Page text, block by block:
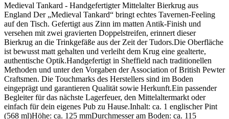
Medieval Tankard - Handgefertigter Mittelalter Bierkrug aus
England Der „Medieval Tankard“ bringt echtes Tavernen-Feeling
auf den Tisch. Gefertigt aus Zinn im matten Antik-Finish und
versehen mit zwei gravierten Doppelstreifen, erinnert dieser
Bierkrug an die Trinkgefäße aus der Zeit der Tudors.Die Oberfläche
ist bewusst matt gehalten und verleiht dem Krug eine gealterte,
authentische Optik.Handgefertigt in Sheffield nach traditionellen
Methoden und unter den Vorgaben der Association of British Pewter
Craftsmen. Die Touchmarks des Herstellers sind im Boden
eingeprägt und garantieren Qualität sowie Herkunft.Ein passender
Begleiter für das nächste Lagerfeuer, den Mittelaltermarkt oder
einfach für dein eigenes Pub zu Hause.Inhalt: ca. 1 englischer Pint
(568 ml)Höhe: ca. 125 mmDurchmesser am Boden: ca. 115